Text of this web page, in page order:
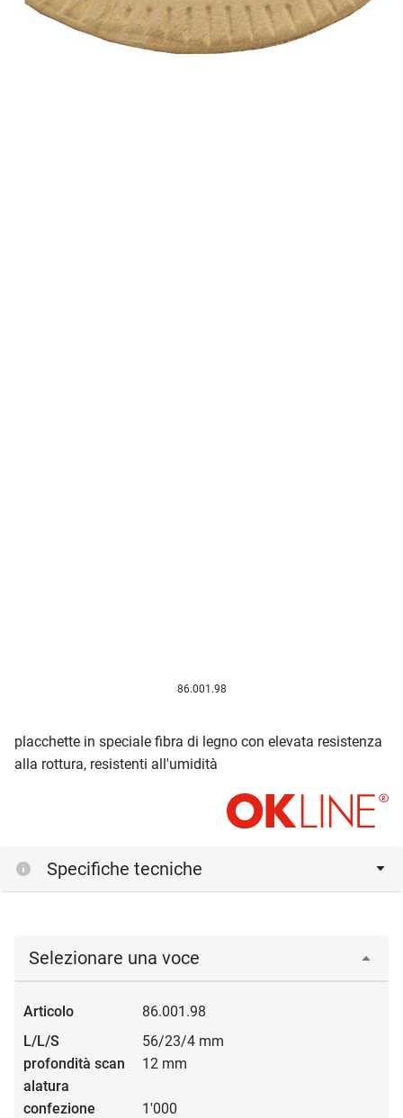
86.001.98
placchette in speciale fibra di legno con elevata resistenza
alla rottura, resistenti all'umidità
Specifiche tecniche
Selezionare una voce
86.001.98
56/23/4 mm
12 mm
1'000